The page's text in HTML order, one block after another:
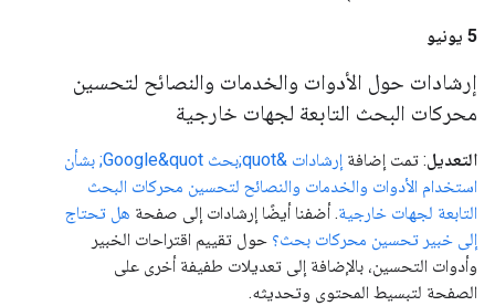
‫5 يونيو
إرشادات حول الأدوات والخدمات والنصائح لتحسين
محركات البحث التابعة لجهات خارجية
التعديل: تمت إضافة
إرشادات &quot;بحث Google&quot; بشأن
استخدام الأدوات والخدمات والنصائح لتحسين محركات البحث
التابعة لجهات خارجية. أضفنا أيضًا إرشادات إلى صفحة هل تحتاج
إلى خبير تحسين محركات بحث؟ حول تقييم اقتراحات الخبير
وأدوات التحسين، بالإضافة إلى تعديلات طفيفة أخرى على
الصفحة لتبسيط المحتوى وتحديثه.